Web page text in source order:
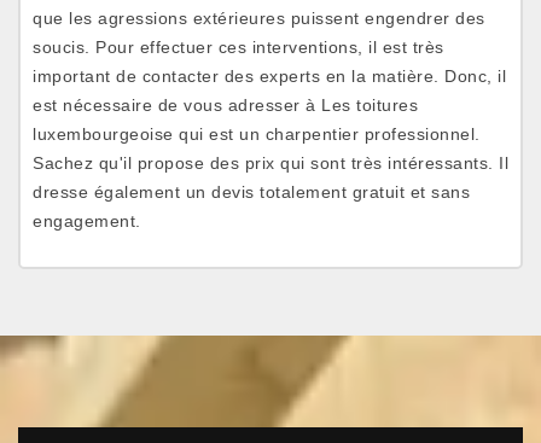
que les agressions extérieures puissent engendrer des
soucis. Pour effectuer ces interventions, il est très
important de contacter des experts en la matière. Donc, il
est nécessaire de vous adresser à Les toitures
luxembourgeoise qui est un charpentier professionnel.
Sachez qu'il propose des prix qui sont très intéressants. Il
dresse également un devis totalement gratuit et sans
engagement.